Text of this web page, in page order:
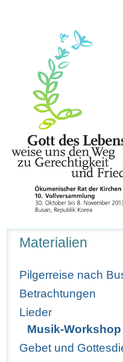
Materialien
Pilgerreise nach
Betrachtungen
Lieder
Musik-Workshop
Gebet und